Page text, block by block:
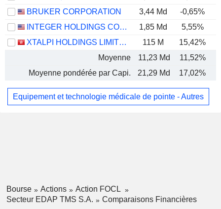
BRUKER CORPORATION
3,44 Md -0,65%
INTEGER HOLDINGS CORPORATION
1,85 Md 5,55%
XTALPI HOLDINGS LIMITED
115 M 15,42%
Moyenne
11,23 Md 11,52%
Moyenne pondérée par Capi.
21,29 Md 17,02%
Equipement et technologie médicale de pointe - Autres
Bourse Actions
Action FOCL
Secteur EDAP TMS S.A.
Comparaisons Financières